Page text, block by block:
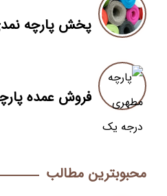
فروش عمده
محبوبترین مطالب